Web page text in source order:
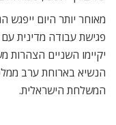
מאוחר יותר היום
פגישת עבודה מדינית
יקיימו השניים הצהרות
הנשיא בארוחת ערב
המשלחת הישראלית.